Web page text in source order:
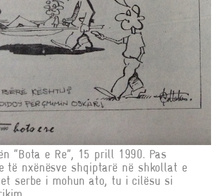
“Bota e Re”, 15 prill 1990. Pas
të nxënësve shqiptarë në shkollat e
serbe i mohun ato, tu i cilësu si